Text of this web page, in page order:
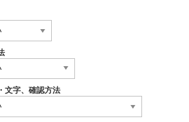
文字、確認方法